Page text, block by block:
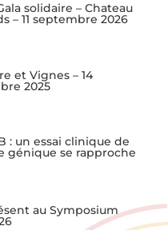
solidaire – Chateau
– 11 septembre 2026
et Vignes – 14
2025
: un essai clinique de
génique se rapproche
au Symposium